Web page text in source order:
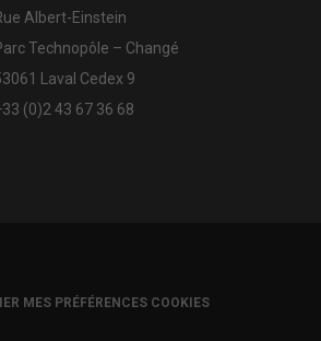
Albert-Einstein
Technopôle – Changé
Laval Cedex 9
(0)2 43 67 36 68
MES PRÉFÉRENCES COOKIES